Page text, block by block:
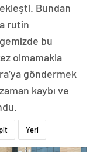
Bundan
rutin
bu
olmamakla
göndermek
kaybı ve
Yeri